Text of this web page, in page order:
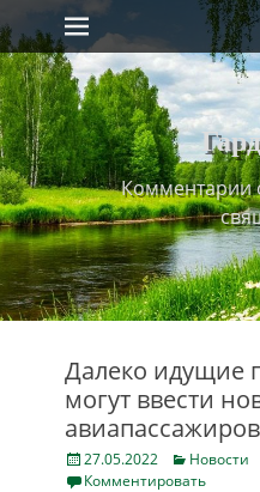
Skip
to
content
Primary Menu
Комментарии
Далеко идущие
могут ввести
авиапассажиров
Posted
on
27.05.2022 Categories
Новости
Комментировать